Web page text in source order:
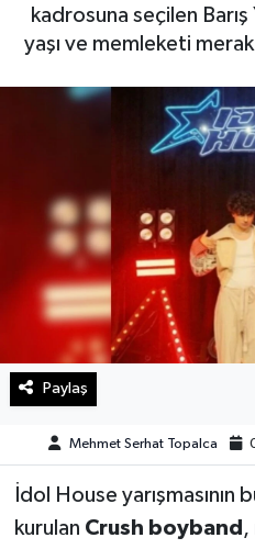
kadrosuna seçilen Barış
yaşı ve memleketi
Paylaş
Mehmet Serhat Topalca
İdol House
kurulan Crush boyband ,
Haberde İnsan
Kültür Sanat
Manşet Altı
Manşetler
Resmi İlan
Sağlık
SürManşet